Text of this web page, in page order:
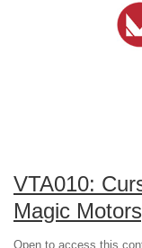
VTA010:
Magic
Open to access this